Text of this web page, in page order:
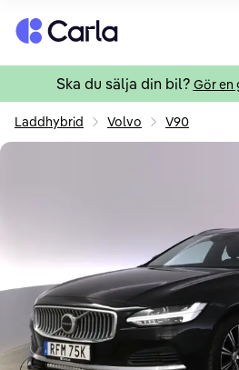
Tillbaka till startsidan
Ska du sälja din bil? Gör en
Laddhybrid Volvo V90